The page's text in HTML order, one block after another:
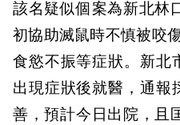
該名疑似個案為新北林
初協助滅鼠時不慎被咬
食慾不振等症狀。新北
出現症狀後就醫，通報
善，預計今日出院，且